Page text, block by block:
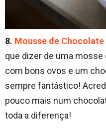
8. Mousse de Chocolate
que dizer de uma
com bons ovos e um
sempre fantástico!
pouco mais num
toda a diferença!